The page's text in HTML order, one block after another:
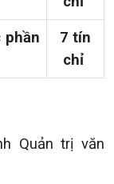
phần
7 tín
chỉ
Quản trị văn